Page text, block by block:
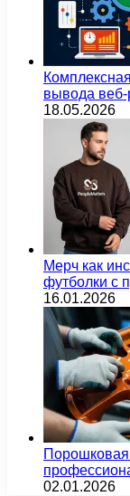
вывода
18.05.2026
Мерч как
футболки с
16.01.2026
Порошковая
02.01.2026